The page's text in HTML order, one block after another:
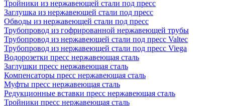
Тройники из нержавеющей стали под пресс
Заглушка из нержавеющей стали под пресс
Обводы из нержавеющей стали под пресс
Трубопровод из гофрированной нержавеющей трубы
Трубопровод из нержавеющей стали под пресс Valtec
Трубопровод из нержавеющей стали под пресс Viega
Водорозетки пресс нержавеющая сталь
Заглушки пресс нержавеющая сталь
Компенсаторы пресс нержавеющая сталь
Муфты пресс нержавеющая сталь
Редукционные вставки пресс нержавеющая сталь
Тройники пресс нержавеющая сталь